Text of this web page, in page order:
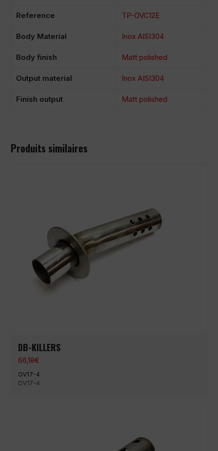
Reference TP-OVC12E
Body Material Inox AISI304
Body finish Matt polished
Output material Inox AISI304
Finish output Matt polished
Produits similaires
DB-KILLERS
66,18€
OV17-4
OV17-4